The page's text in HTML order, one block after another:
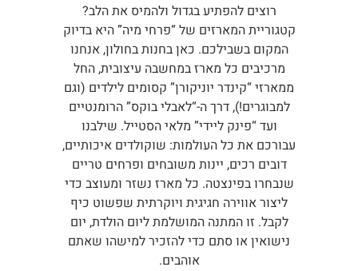
רוצים להפתיע בגדול ולהמיס את הלב?
קטגוריית המארזים של “פרחי מיה” היא בדיוק
המקום בשבילכם. כאן בחנות בחולון, אנחנו
מרכיבים כל מארז במחשבה עיצובית, החל
ממארזי “קינדר יוניקורן” קסומים לילדים (וגם
למבוגרים!), דרך ה-“לאבלי בוקס” הרומנטיים
ועד “פינק ליידי” מלאי הסטייל. שילבנו
עבורכם את כל העולמות: שוקולדים איכותיים,
דובים רכים, יינות משובחים ופרחים טריים
שנבחרו בפינצטה. כל מארז נשזר ומעוצב כדי
ליצור אווירה חגיגית ויוקרתית שפשוט כיף
לקבל. זו המתנה המושלמת ליום הולדת, יום
נישואין או סתם כדי להזכיר למישהו שאתם
אוהבים.